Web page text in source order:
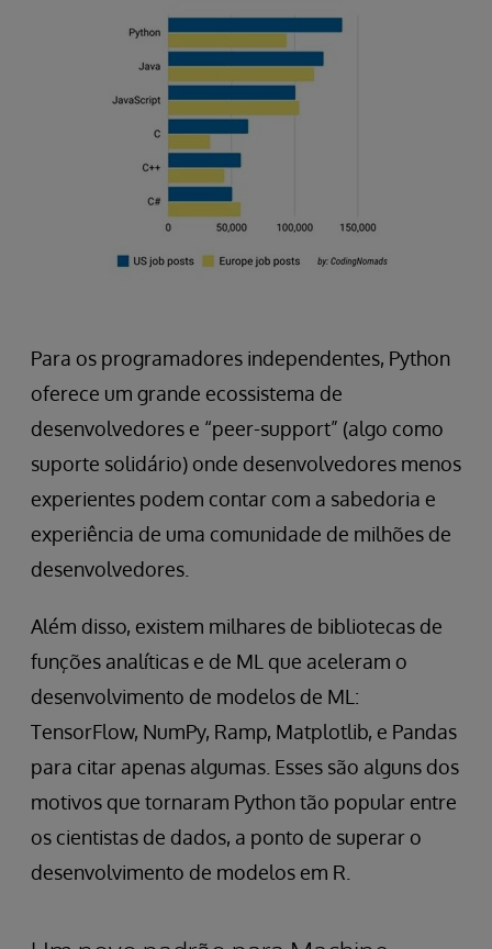
Para os programadores independentes, Python
oferece um grande ecossistema de
desenvolvedores e “peer-support” (algo como
suporte solidário) onde desenvolvedores menos
experientes podem contar com a sabedoria e
experiência de uma comunidade de milhões de
desenvolvedores.
Além disso, existem milhares de bibliotecas de
funções analíticas e de ML que aceleram o
desenvolvimento de modelos de ML:
TensorFlow, NumPy, Ramp, Matplotlib, e Pandas
para citar apenas algumas. Esses são alguns dos
motivos que tornaram Python tão popular entre
os cientistas de dados, a ponto de superar o
desenvolvimento de modelos em R.